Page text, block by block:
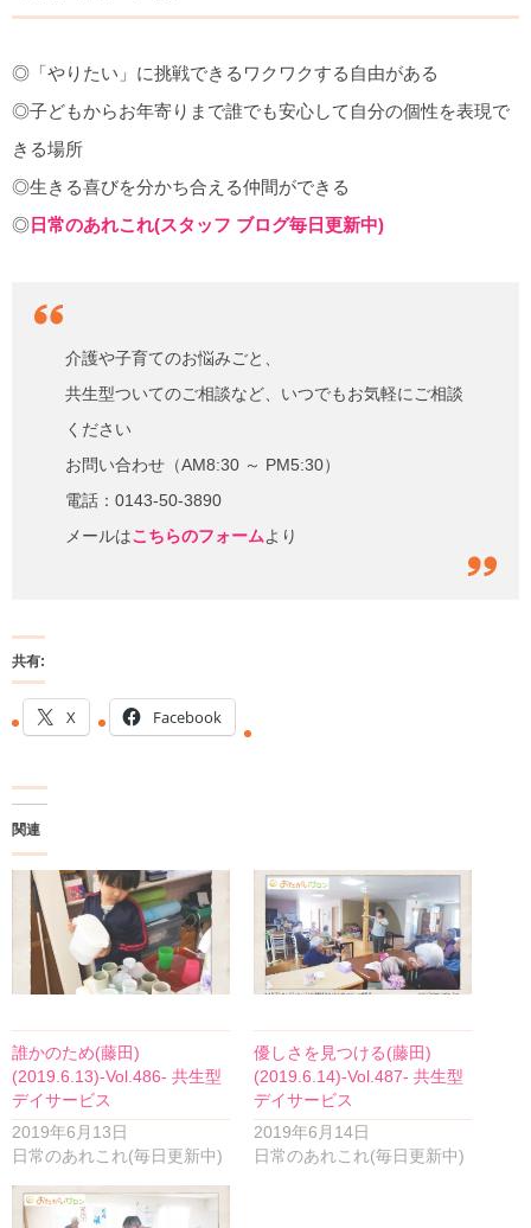
◎「やりたい」に挑戦できるワクワクする自由がある
◎子どもからお年寄りまで誰でも安心して自分の個性を表現で
きる場所
◎生きる喜びを分かち合える仲間ができる
◎ 日常のあれこれ(スタッフ ブログ毎日更新中)
介護や子育てのお悩みごと、
共生型ついてのご相談など、いつでもお気軽にご相談
ください
お問い合わせ（AM8:30 ～ PM5:30）
電話：0143-50-3890
メールはこちらのフォームより
共有:
X Facebook
関連
誰かのため(藤田)
(2019.6.13)-Vol.486- 共生型
デイサービス
2019年6月13日
日常のあれこれ(毎日更新中)
優しさを見つける(藤田)
(2019.6.14)-Vol.487- 共生型
デイサービス
2019年6月14日
日常のあれこれ(毎日更新中)